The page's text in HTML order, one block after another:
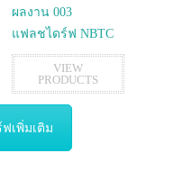
ผลงาน 003
แฟลชไดร์ฟ NBTC
VIEW
PRODUCTS
เพิ่มเติม